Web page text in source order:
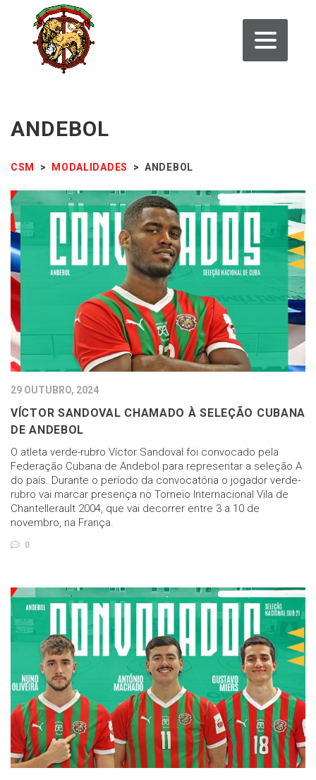
ANDEBOL
CSM > MODALIDADES > ANDEBOL
29 OUTUBRO, 2024
VÍCTOR SANDOVAL CHAMADO À SELEÇÃO CUBANA
DE ANDEBOL
O atleta verde-rubro Víctor Sandoval foi convocado pela
Federação Cubana de Andebol para representar a seleção A
do país. Durante o período da convocatória o jogador verde-
rubro vai marcar presença no Torneio Internacional Vila de
Chantellerault 2004, que vai decorrer entre 3 a 10 de
novembro, na França.
0